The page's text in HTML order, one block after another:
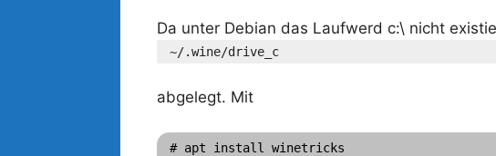
Da unter Debian das Laufwerd c:\ nicht
~/.wine/drive_c
abgelegt. Mit
# apt install winetricks